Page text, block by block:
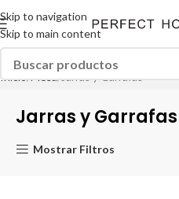
Skip to navigation
Skip to main content
Inicio Mesa Jarras y Garrafas
Jarras y Garrafas
Mostrar Filtros